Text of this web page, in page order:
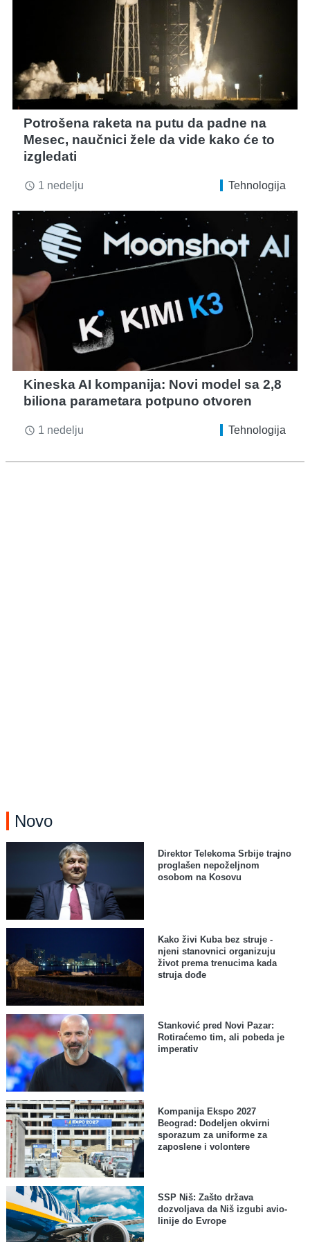
Potrošena raketa na putu da padne na
Mesec, naučnici žele da vide kako će to
izgledati
access_time 1 nedelju Tehnologija
Kineska AI kompanija: Novi model sa 2,8
biliona parametara potpuno otvoren
access_time 1 nedelju Tehnologija
Novo
Direktor Telekoma Srbije trajno
proglašen nepoželjnom
osobom na Kosovu
Kako živi Kuba bez struje -
njeni stanovnici organizuju
život prema trenucima kada
struja dođe
Stanković pred Novi Pazar:
Rotiraćemo tim, ali pobeda je
imperativ
Kompanija Ekspo 2027
Beograd: Dodeljen okvirni
sporazum za uniforme za
zaposlene i volontere
SSP Niš: Zašto država
dozvoljava da Niš izgubi avio-
linije do Evrope